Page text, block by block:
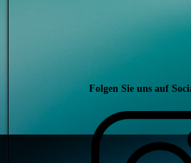
Folgen Sie uns auf